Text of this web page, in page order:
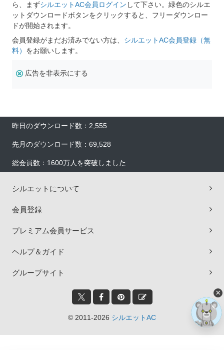
ら、まずシルエットAC会員ログイン して下さい。緑色のシルエ
ットダウンロードボタンをクリックすると、フリーダウンロー
ドが開始されます。
会員登録がまだお済みでない方は、 シルエットAC会員登録（無
料） をお願いします。
広告を非表示にする
昨日のダウンロード数：2,555
先月のダウンロード数：69,528
総会員数：1600万人を突破しました
シルエットについて
会員登録
プレミアム会員サービス
ヘルプ＆ガイド
グループサイト
© 2011-2026 シルエットAC
×